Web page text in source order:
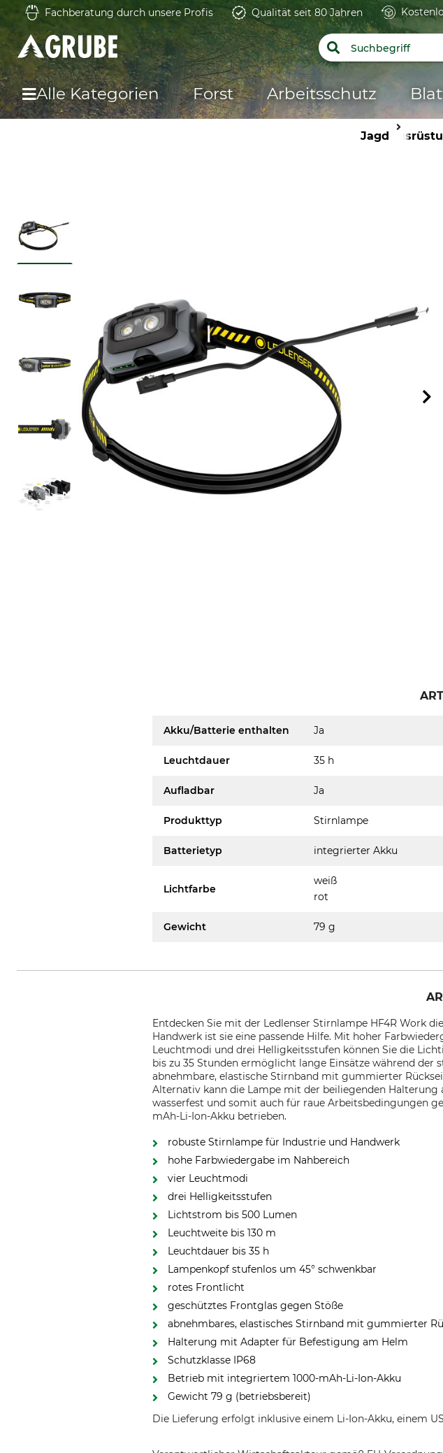
Fachberatung durch unsere Profis Qualität seit 80 Jahren
Alle Kategorien Forst Arbeitsschutz
Jagd
Akku/Batterie enthalten Ja
Leuchtdauer 35 h
Aufladbar Ja
Produkttyp Stirnlampe
Batterietyp integrierter Akku
Lichtfarbe
weiß
rot
Gewicht 79 g
Entdecken Sie mit der Ledlenser Stirnlampe HF4R Work
Handwerk ist sie eine passende Hilfe. Mit hoher
Leuchtmodi und drei Helligkeitsstufen können Sie die
bis zu 35 Stunden ermöglicht lange Einsätze während
abnehmbare, elastische Stirnband mit gummierter
Alternativ kann die Lampe mit der beiliegenden
wasserfest und somit auch für raue Arbeitsbedingungen
mAh-Li-Ion-Akku betrieben.
robuste Stirnlampe für Industrie und Handwerk
hohe Farbwiedergabe im Nahbereich
vier Leuchtmodi
drei Helligkeitsstufen
Lichtstrom bis 500 Lumen
Leuchtweite bis 130 m
Leuchtdauer bis 35 h
Lampenkopf stufenlos um 45° schwenkbar
rotes Frontlicht
geschütztes Frontglas gegen Stöße
abnehmbares, elastisches Stirnband mit gummierter
Halterung mit Adapter für Befestigung am Helm
Schutzklasse IP68
Betrieb mit integriertem 1000-mAh-Li-Ion-Akku
Gewicht 79 g (betriebsbereit)
Die Lieferung erfolgt inklusive einem Li-Ion-Akku, einem